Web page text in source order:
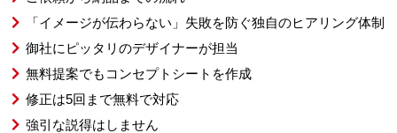
「イメージが伝わらない」失敗を防ぐ独自のヒアリング体制
御社にピッタリのデザイナーが担当
無料提案でもコンセプトシートを作成
修正は5回まで無料で対応
強引な説得はしません